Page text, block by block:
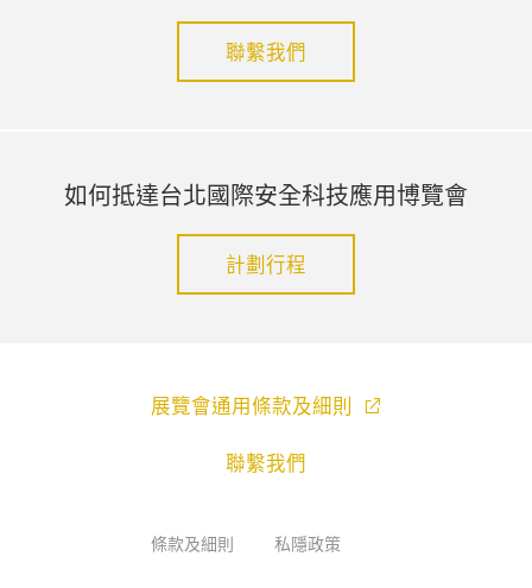
聯繫我們
如何抵達台北國際安全科技應用博覽會
計劃行程
展覽會通用條款及細則
聯繫我們
條款及細則 私隱政策